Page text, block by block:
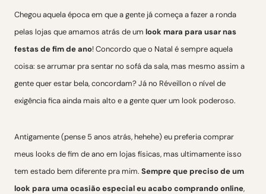
Chegou aquela época em que a gente já começa a fazer a ronda
pelas lojas que amamos atrás de um look mara para usar nas
festas de fim de ano! Concordo que o Natal é sempre aquela
coisa: se arrumar pra sentar no sofá da sala, mas mesmo assim a
gente quer estar bela, concordam? Já no Réveillon o nível de
exigência fica ainda mais alto e a gente quer um look poderoso.
Antigamente (pense 5 anos atrás, hehehe) eu preferia comprar
meus looks de fim de ano em lojas físicas, mas ultimamente isso
tem estado bem diferente pra mim. Sempre que preciso de um
look para uma ocasião especial eu acabo comprando online,